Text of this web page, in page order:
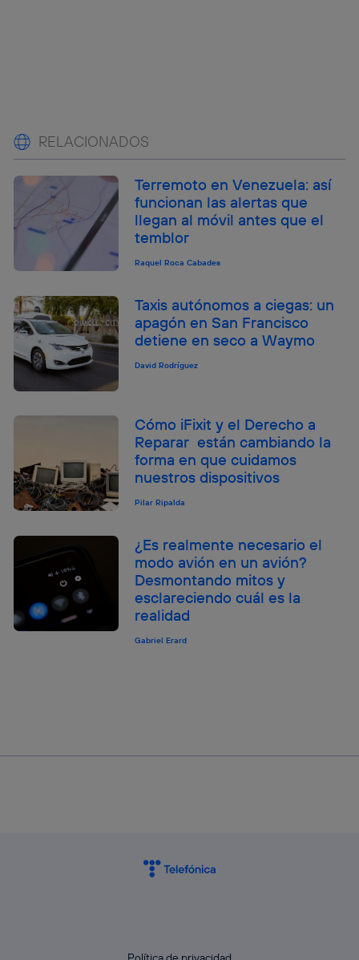
RELACIONADOS
Terremoto en Venezuela: así
funcionan las alertas que
llegan al móvil antes que el
temblor
Raquel Roca Cabades
Taxis autónomos a ciegas: un
apagón en San Francisco
detiene en seco a Waymo
David Rodríguez
Cómo iFixit y el Derecho a
Reparar están cambiando la
forma en que cuidamos
nuestros dispositivos
Pilar Ripalda
¿Es realmente necesario el
modo avión en un avión?
Desmontando mitos y
esclareciendo cuál es la
realidad
Gabriel Erard